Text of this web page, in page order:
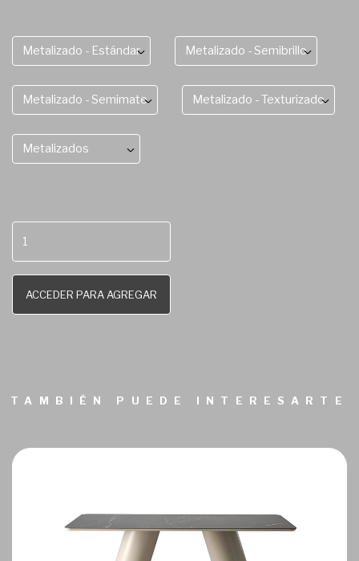
Metalizado - Estándar Metalizado - Semibrillo
Metalizado - Semimate Metalizado - Texturizado
Metalizados
ACCEDER PARA AGREGAR
TAMBIÉN PUEDE INTERESARTE